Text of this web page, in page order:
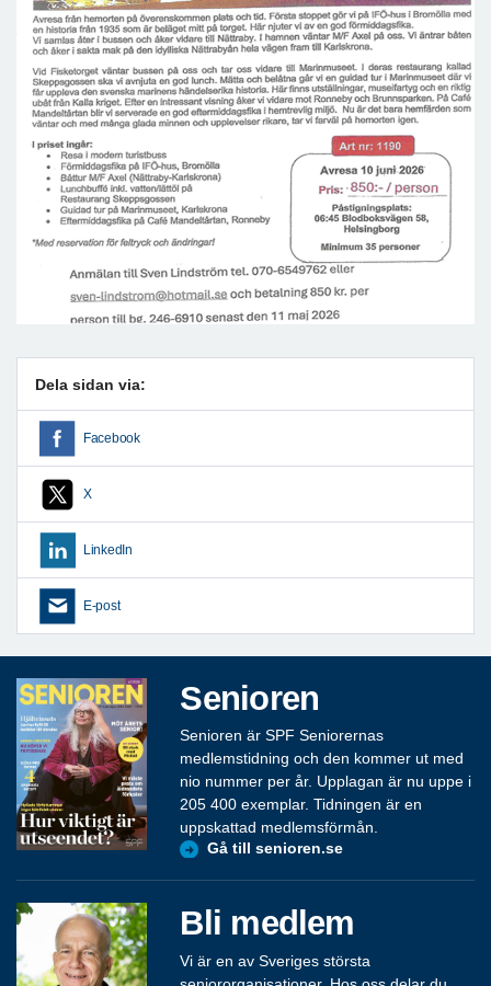
Dela sidan via:
Facebook
X
LinkedIn
E-post
Senioren
Senioren är SPF Seniorernas
medlemstidning och den kommer ut med
nio nummer per år. Upplagan är nu uppe i
205 400 exemplar. Tidningen är en
uppskattad medlemsförmån.
Gå till senioren.se
Bli medlem
Vi är en av Sveriges största